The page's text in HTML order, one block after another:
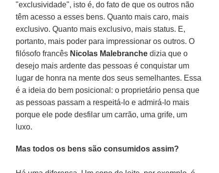
"exclusividade", isto é, do fato de que os outros não
têm acesso a esses bens. Quanto mais caro, mais
exclusivo. Quanto mais exclusivo, mais status. E,
portanto, mais poder para impressionar os outros. O
filósofo francês Nicolas Malebranche dizia que o
desejo mais ardente das pessoas é conquistar um
lugar de honra na mente dos seus semelhantes. Essa
é a ideia do bem posicional: o proprietário pensa que
as pessoas passam a respeitá-lo e admirá-lo mais
porque ele pode desfilar um carrão, uma grife, um
luxo.
Mas todos os bens são consumidos assim?